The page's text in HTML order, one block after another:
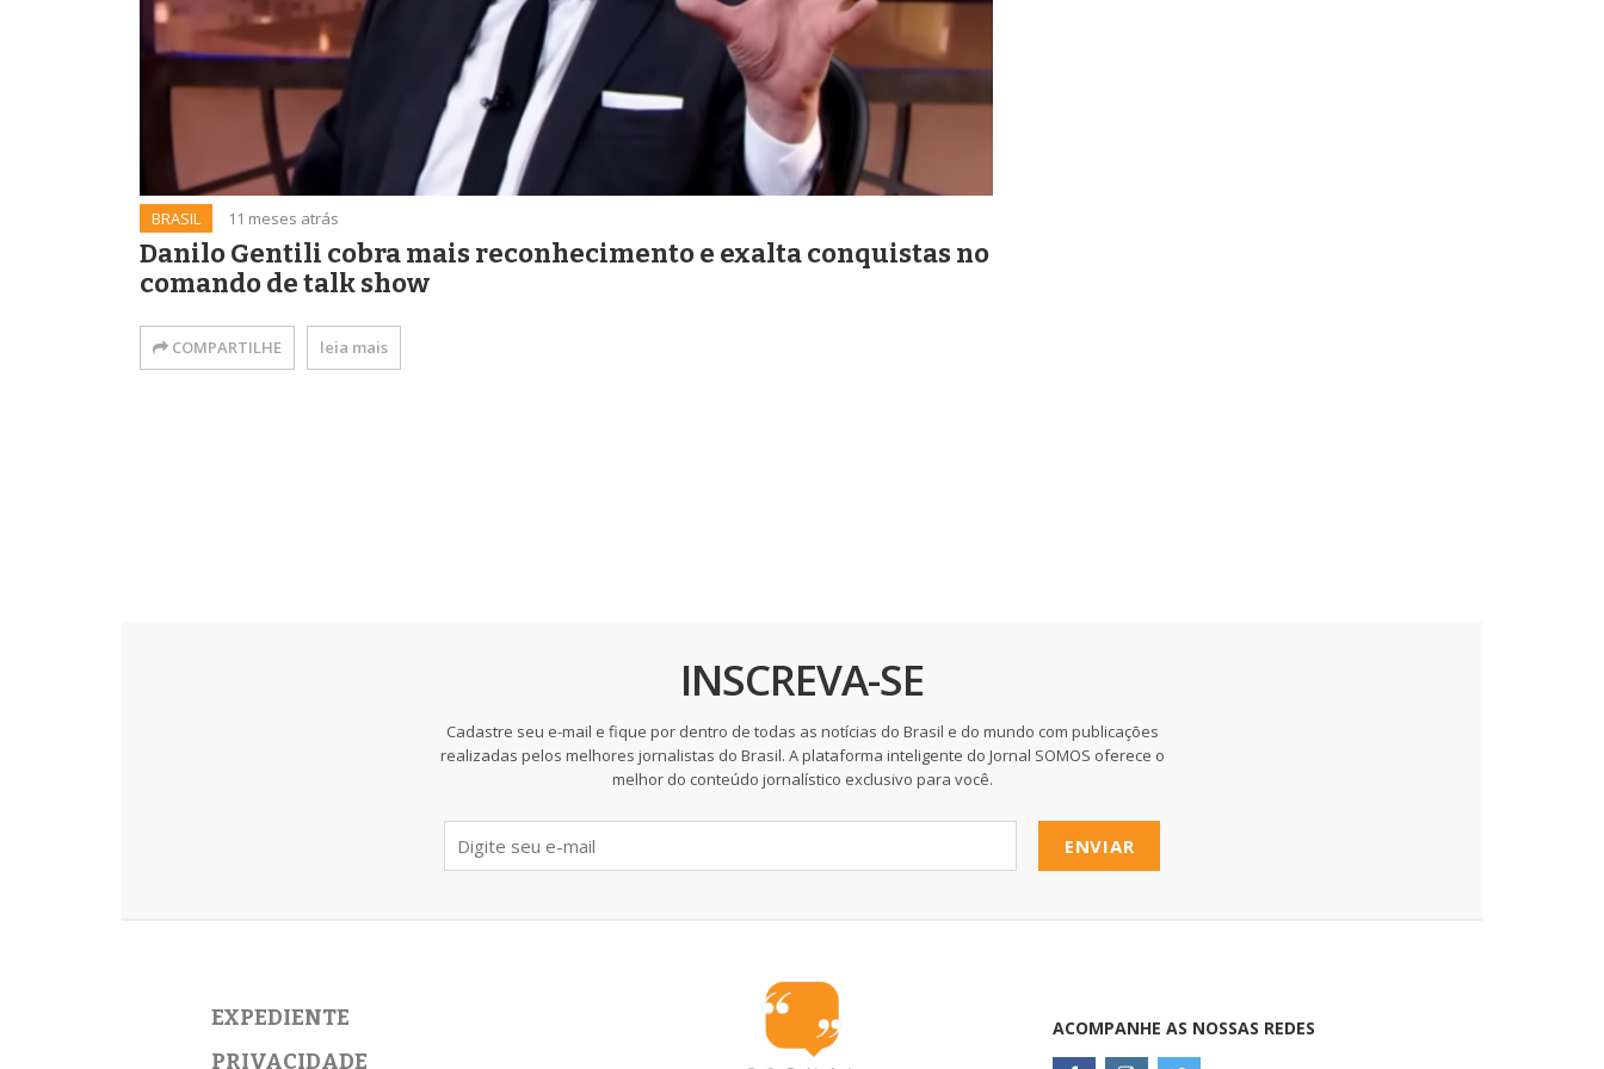
BRASIL 11 meses atrás
Danilo Gentili cobra mais reconhecimento e exalta conquistas no
comando de talk show
COMPARTILHE leia mais
INSCREVA-SE
Cadastre seu e-mail e fique por dentro de todas as notícias do Brasil e do mundo com publicações
realizadas pelos melhores jornalistas do Brasil. A plataforma inteligente do Jornal SOMOS oferece o
melhor do conteúdo jornalístico exclusivo para você.
ENVIAR
EXPEDIENTE
PRIVACIDADE
ACOMPANHE AS NOSSAS REDES